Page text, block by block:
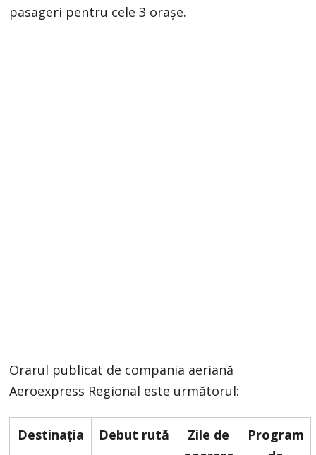
pasageri pentru cele 3 orașe.
Orarul publicat de compania aeriană
Aeroexpress Regional este următorul:
Destinația Debut rută
Zile de
Program